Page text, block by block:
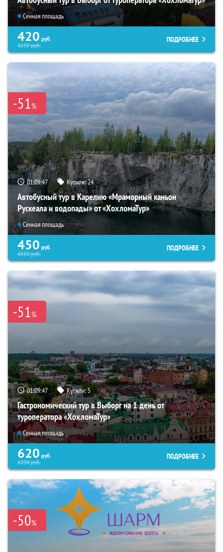
Сенная площадь
420 руб.
4230руб.
ПОДРОБНЕЕ
-51%
01:09:46 Купили:24
Автобусный тур в Карелию «Мраморный каньон
Рускеала и водопады» от «ХохломаТур»
Сенная площадь
450 руб.
4550руб.
ПОДРОБНЕЕ
-51%
01:09:46 Купили:5
Гастрономический тур в Выборг на 1 день от
туроператора «ХохломаТур»
Сенная площадь
620 руб.
6290руб.
ПОДРОБНЕЕ
-50%